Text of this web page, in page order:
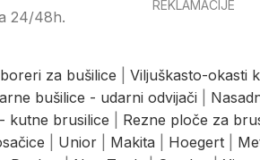
24/48h.
REKLAMACIJE
za bušilice Viljuškasto-okasti
bušilice - udarni odvijači
kutne brusilice Rezne ploče za
Unior Makita Hoegert